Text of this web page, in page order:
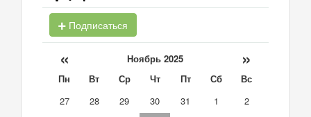
Подписаться
« Ноябрь 2025 »
Пн Вт Ср Чт Пт Сб
Вс
27
28 29 30 31 1
2